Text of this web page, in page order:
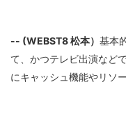
-- (WEBST8 松本） 基本
て、かつテレビ出演など
にキャッシュ機能やリソ